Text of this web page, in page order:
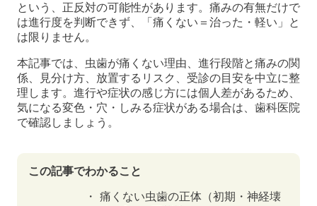
という、正反対の可能性があります。痛みの有無だけで
は進行度を判断できず、「痛くない＝治った・軽い」と
は限りません。
本記事では、虫歯が痛くない理由、進行段階と痛みの関
係、見分け方、放置するリスク、受診の目安を中立に整
理します。進行や症状の感じ方には個人差があるため、
気になる変色・穴・しみる症状がある場合は、歯科医院
で確認しましょう。
この記事でわかること
痛くない虫歯の正体（初期・神経壊